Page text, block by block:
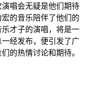
唱会无疑是他们期待
的音乐陪伴了他们的
才子的演唱，将是一
经发布，便引发了广
的热情讨论和期待。